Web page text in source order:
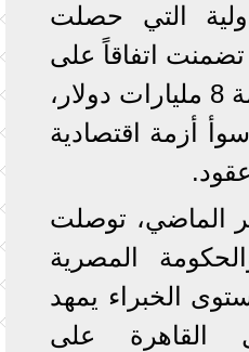
التي حصلت
تضمنت اتفاقاً على
برنامج تمويل بقيمة 8 مليارات دولار،
أزمة اقتصادية
الماضي، توصلت
المصرية
الخبراء يمهد
القاهرة على